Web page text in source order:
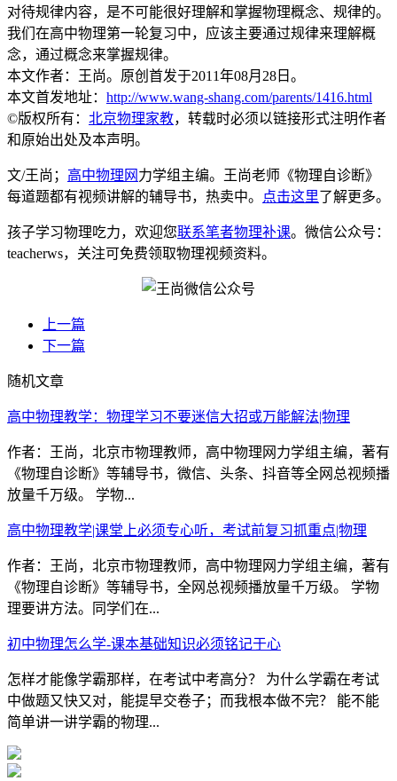
对待规律内容，是不可能很好理解和掌握物理概念、规律的。
我们在高中物理第一轮复习中，应该主要通过规律来理解概
念，通过概念来掌握规律。
本文作者：王尚。原创首发于2011年08月28日。
本文首发地址： http://www.wang-shang.com/parents/1416.html
©版权所有： 北京物理家教，转载时必须以链接形式注明作者
和原始出处及本声明。
文/王尚； 高中物理网 力学组主编。王尚老师《物理自诊断》
每道题都有视频讲解的辅导书，热卖中。
点击这里了解更多。
孩子学习物理吃力，欢迎您联系笔者物理补课。微信公众号：
teacherws，关注可免费领取物理视频资料。
上一篇
下一篇
随机文章
高中物理教学：物理学习不要迷信大招或万能解法|物理
作者：王尚，北京市物理教师，高中物理网力学组主编，著有
《物理自诊断》等辅导书，微信、头条、抖音等全网总视频播
放量千万级。 学物...
高中物理教学|课堂上必须专心听，考试前复习抓重点|物理
作者：王尚，北京市物理教师，高中物理网力学组主编，著有
《物理自诊断》等辅导书，全网总视频播放量千万级。 学物
理要讲方法。同学们在...
初中物理怎么学-课本基础知识必须铭记于心
怎样才能像学霸那样，在考试中考高分？ 为什么学霸在考试
中做题又快又对，能提早交卷子；而我根本做不完？ 能不能
简单讲一讲学霸的物理...